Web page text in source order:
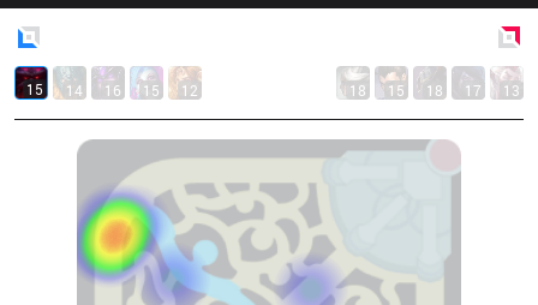
15 14 16 15 12 18 15 18 17 13